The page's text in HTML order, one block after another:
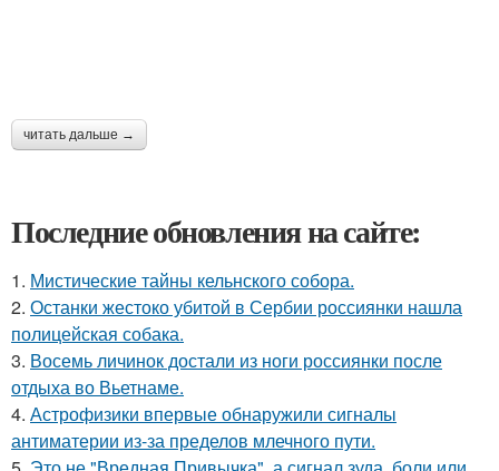
читать дальше →
Последние обновления на сайте:
1. Мистические тайны кельнского собора.
2. Останки жестоко убитой в Сербии россиянки нашла
полицейская собака.
3. Восемь личинок достали из ноги россиянки после
отдыха во Вьетнаме.
4. Астрофизики впервые обнаружили сигналы
антиматерии из-за пределов млечного пути.